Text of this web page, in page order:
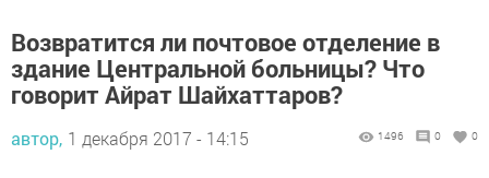
Возвратится ли почтовое отделение в
здание Центральной больницы? Что
говорит Айрат Шайхаттаров?
автор, 1 декабря 2017 - 14:15 1496 0 0